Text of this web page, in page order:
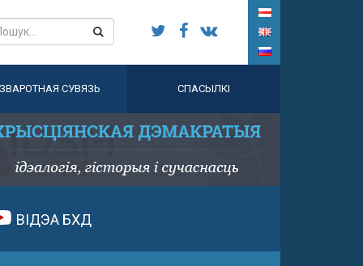
ЗВАРОТНАЯ СУВЯЗЬ СПАСЫЛКІ
ВІДЭА БХД